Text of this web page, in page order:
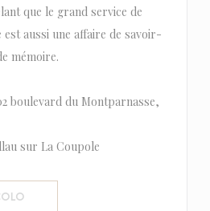
que le grand service de
aussi une affaire de savoir-
mémoire.
boulevard du Montparnasse,
sur La Coupole